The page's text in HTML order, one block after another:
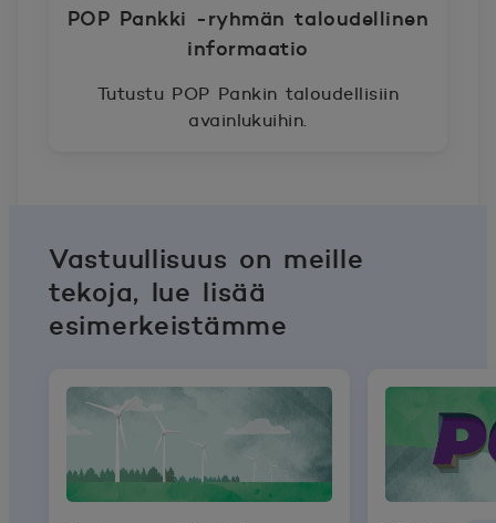
POP Pankki -ryhmän taloudellinen
informaatio
Tutustu POP Pankin taloudellisiin
avainlukuihin.
Vastuullisuus on meille
tekoja, lue lisää
esimerkeistämme